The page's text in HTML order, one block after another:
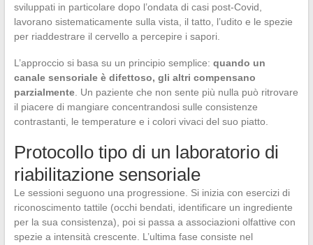
sviluppati in particolare dopo l’ondata di casi post-Covid,
lavorano sistematicamente sulla vista, il tatto, l’udito e le spezie
per riaddestrare il cervello a percepire i sapori.
L’approccio si basa su un principio semplice: quando un
canale sensoriale è difettoso, gli altri compensano
parzialmente. Un paziente che non sente più nulla può ritrovare
il piacere di mangiare concentrandosi sulle consistenze
contrastanti, le temperature e i colori vivaci del suo piatto.
Protocollo tipo di un laboratorio di
riabilitazione sensoriale
Le sessioni seguono una progressione. Si inizia con esercizi di
riconoscimento tattile (occhi bendati, identificare un ingrediente
per la sua consistenza), poi si passa a associazioni olfattive con
spezie a intensità crescente. L’ultima fase consiste nel